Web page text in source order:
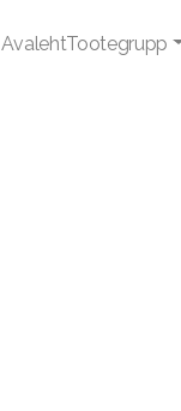
AvalehtTootegrupp